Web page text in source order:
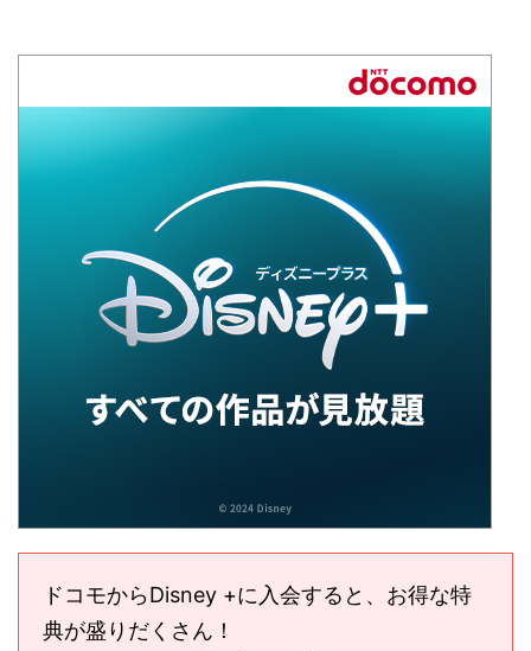
ドコモからDisney +に入会すると、お得な特
典が盛りだくさん！